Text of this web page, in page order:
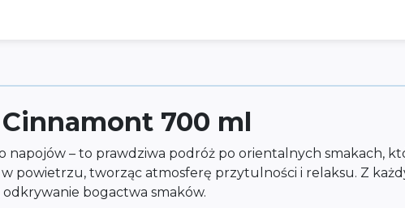
700 ml
napojów – to prawdziwa podróż po orientalnych smakach,
powietrzu, tworząc atmosferę przytulności i relaksu. Z
bogactwa smaków.